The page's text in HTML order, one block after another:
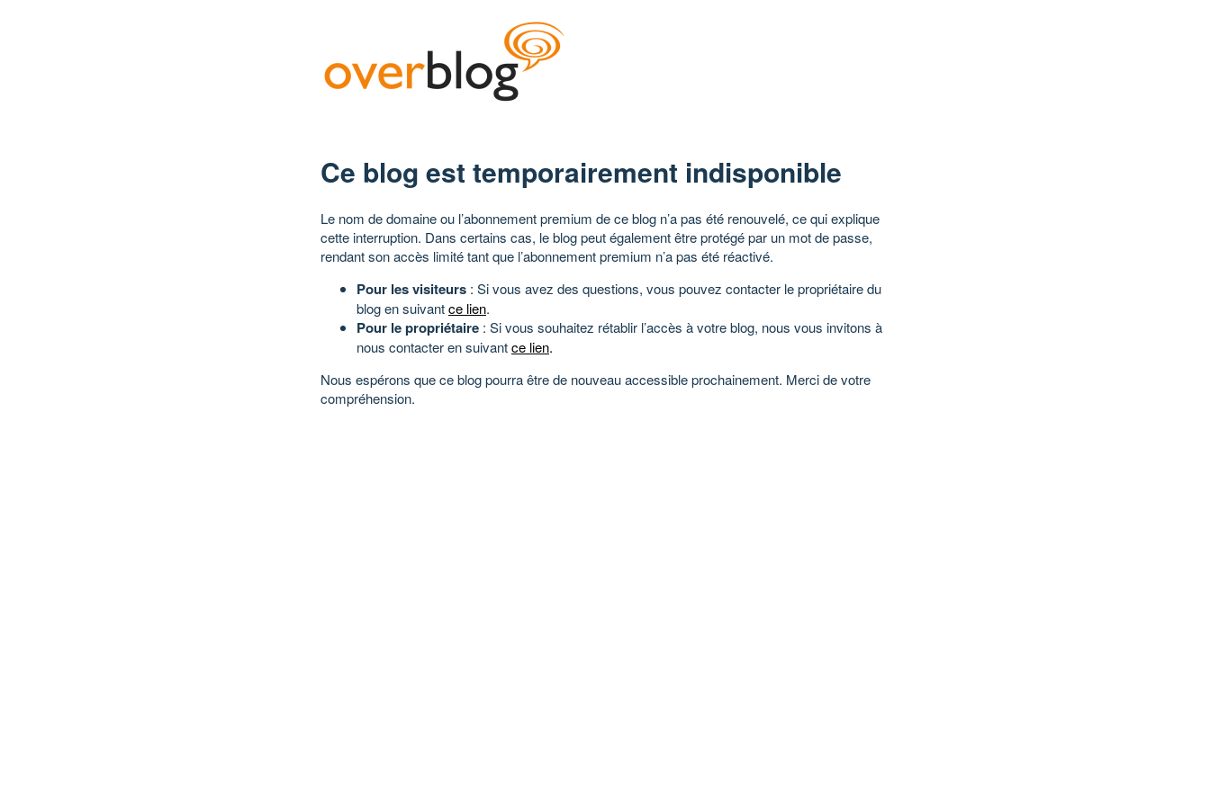
Ce blog est temporairement indisponible
Le nom de domaine ou l’abonnement premium de ce blog n’a pas été renouvelé, ce qui explique
cette interruption. Dans certains cas, le blog peut également être protégé par un mot de passe,
rendant son accès limité tant que l’abonnement premium n’a pas été réactivé.
Pour les visiteurs : Si vous avez des questions, vous pouvez contacter le propriétaire du
blog en suivantce lien.
Pour le propriétaire : Si vous souhaitez rétablir l’accès à votre blog, nous vous invitons à
nous contacter en suivantce lien.
Nous espérons que ce blog pourra être de nouveau accessible prochainement. Merci de votre
compréhension.